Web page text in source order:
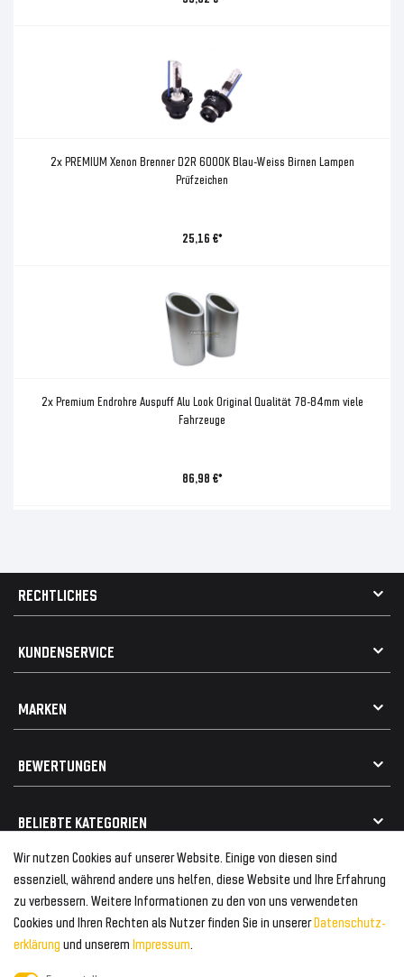
2x PREMIUM Xenon Brenner D2R 6000K Blau-Weiss Birnen Lampen
Prüfzeichen
25,16 €*
2x Premium Endrohre Auspuff Alu Look Original Qualität 78-84mm viele
Fahrzeuge
86,98 €*
Wir nutzen Cookies auf unserer Website. Einige von diesen sind
essenziell, während andere uns helfen, diese Website und Ihre Erfahrung
zu verbessern. Weitere Informationen zu den von uns verwendeten
Cookies und Ihren Rechten als Nutzer finden Sie in unsererDaten­schutz­
erklärung und unserem Impressum.
RECHTLICHES
Widerrufsrecht
Vertrag widerrufen
Elektro- / Altteilentsorgung
KUNDENSERVICE
MARKEN
Geeignet für Mercedes
BEWERTUNGEN
BELIEBTE KATEGORIEN
Frontspoiler
Heckspoiler
Kabelbäume
Kühlergrill
FOLGEN SIE UNS AUF
Tuning Fanatics
ZAHLUNG & VERSAND